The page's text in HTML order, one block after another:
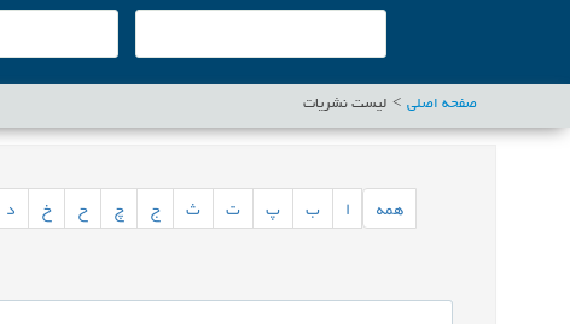
صفحه اصلی لیست نشریات
همه ا ب پ ت ث ج چ ح خ د